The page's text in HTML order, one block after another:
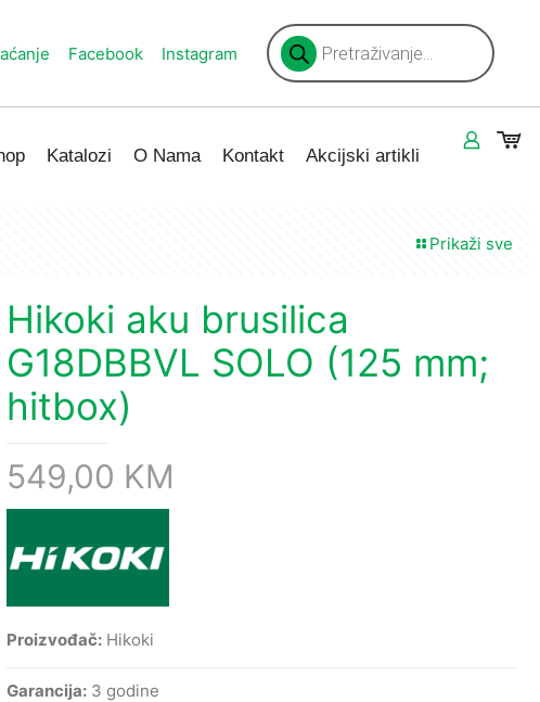
Facebook Instagram
Products
search
Katalozi O Nama Kontakt Akcijski artikli
Prikaži sve
Hikoki aku brusilica
G18DBBVL SOLO (125 mm;
hitbox)
549,00 KM
Proizvođač: Hikoki
Garancija: 3 godine